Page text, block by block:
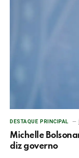
DESTAQUE PRINCIPAL
Michelle
diz governo